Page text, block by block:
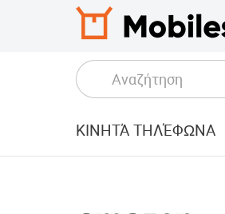
ΚΙΝΗΤΆ ΤΗΛΈΦΩΝΑ